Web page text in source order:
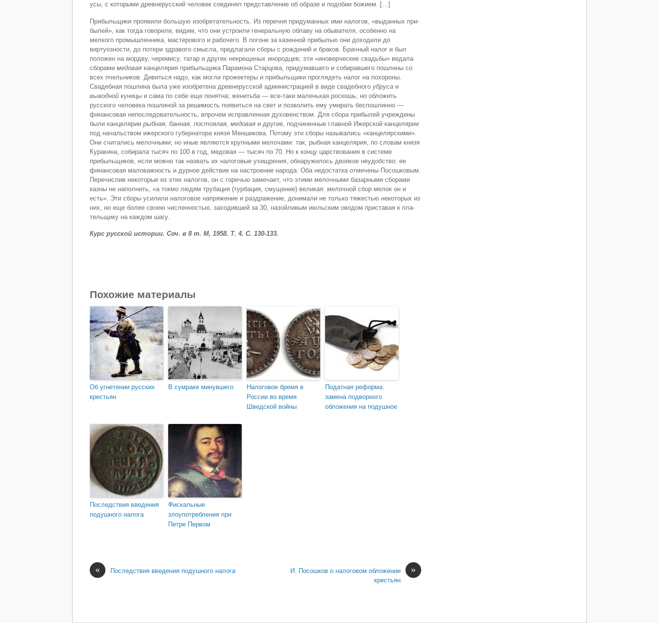
усы, с которыми древнерусский человек соединял представление об образе и подобии божием. […]
Прибыльщики проявили большую изобретательность. Из перечня придуманных ими налогов, «выданных при­
былей», как тогда говорили, видим, что они устроили генеральную облаву на обывателя, особенно на
мелкого промышленника, мастерового и рабочего. В погоне за казенной прибылью они доходили до
виртуозности, до потери здравого смысла, предлагали сборы с рождений и браков. Брачный налог и был
положен на мордву, черемису, татар и других некрещеных инородцев; эти «иноверческие свадьбы» ведала
сборами медовая кан­целярия прибыльщика Парамона Старцова, придумав­шего и собиравшего пошлины со
всех пчельников. Ди­виться надо, как могли прожектеры и прибыльщики проглядеть налог на похороны.
Свадебная пошлина была уже изобретена древнерусской администрацией в виде свадебного убруса и
выводной куницы и сама по себе еще понятна; женитьба — все-таки маленькая ро­скошь; но обложить
русского человека пошлиной за ре­шимость появиться на свет и позволить ему умирать беспошлинно —
финансовая непоследовательность, впрочем исправленная духовенством. Для сбора прибы­лей учреждены
были канцелярии рыбная, банная, по­стоялая, медовая и другие, подчиненные главной Ижерской канцелярии
под начальством ижерского губерна­тора князя Меншикова. Потому эти сборы назывались «канцелярскими».
Они считались мелочными; но иные являются крупными мелочами: так, рыбная канцелярия, по словам князя
Куракина, собирала тысяч по 100 в год, медовая — тысяч по 70. Но к концу царствования в системе
прибыльщиков, если можно так назвать их налоговые ухищрения, обнаружилось двоякое неудобст­во: ее
финансовая маловажность и дурное действие на настроение народа. Оба недостатка отмечены Посошковым.
Перечислив некоторые из этих налогов, он с горечью замечает, что этими мелочными базарными сборами
казны не наполнить, «а токмо людям трубация (турбация, смущение) великая: мелочной сбор мелок он и
есть». Эти сборы усилили налоговое напряжение и раздражение, донимали не только тяжестью некоторых из
них, но еще более своею численностью, заходившей за 30, назойливым июльским оводом приставая к пла­
тельщику на каждом шагу.
Курс русской истории. Соч. в 8 т. М, 1958. Т. 4. С. 130-133.
Похожие материалы
Об угнетении русских
крестьян
В сумраке минувшего
Налоговое бремя в
России во время
Шведской войны
Податная реформа:
замена подворного
обложения на подушное
Последствия введения
подушного налога
Фискальные
злоупотребления при
Петре Первом
« Последствия введения подушного налога »
И. Посошков о налоговом обложении
крестьян